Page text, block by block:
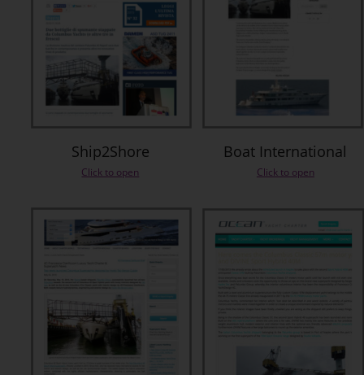
Ship2Shore
Click to open
Boat International
Click to open